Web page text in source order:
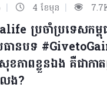
| 4 ខែមុន |
ប្រចាំប្រទេសកម្ពុ
ធានបទ
ខភាពខ្លួនឯង គឺជាកា
លង?